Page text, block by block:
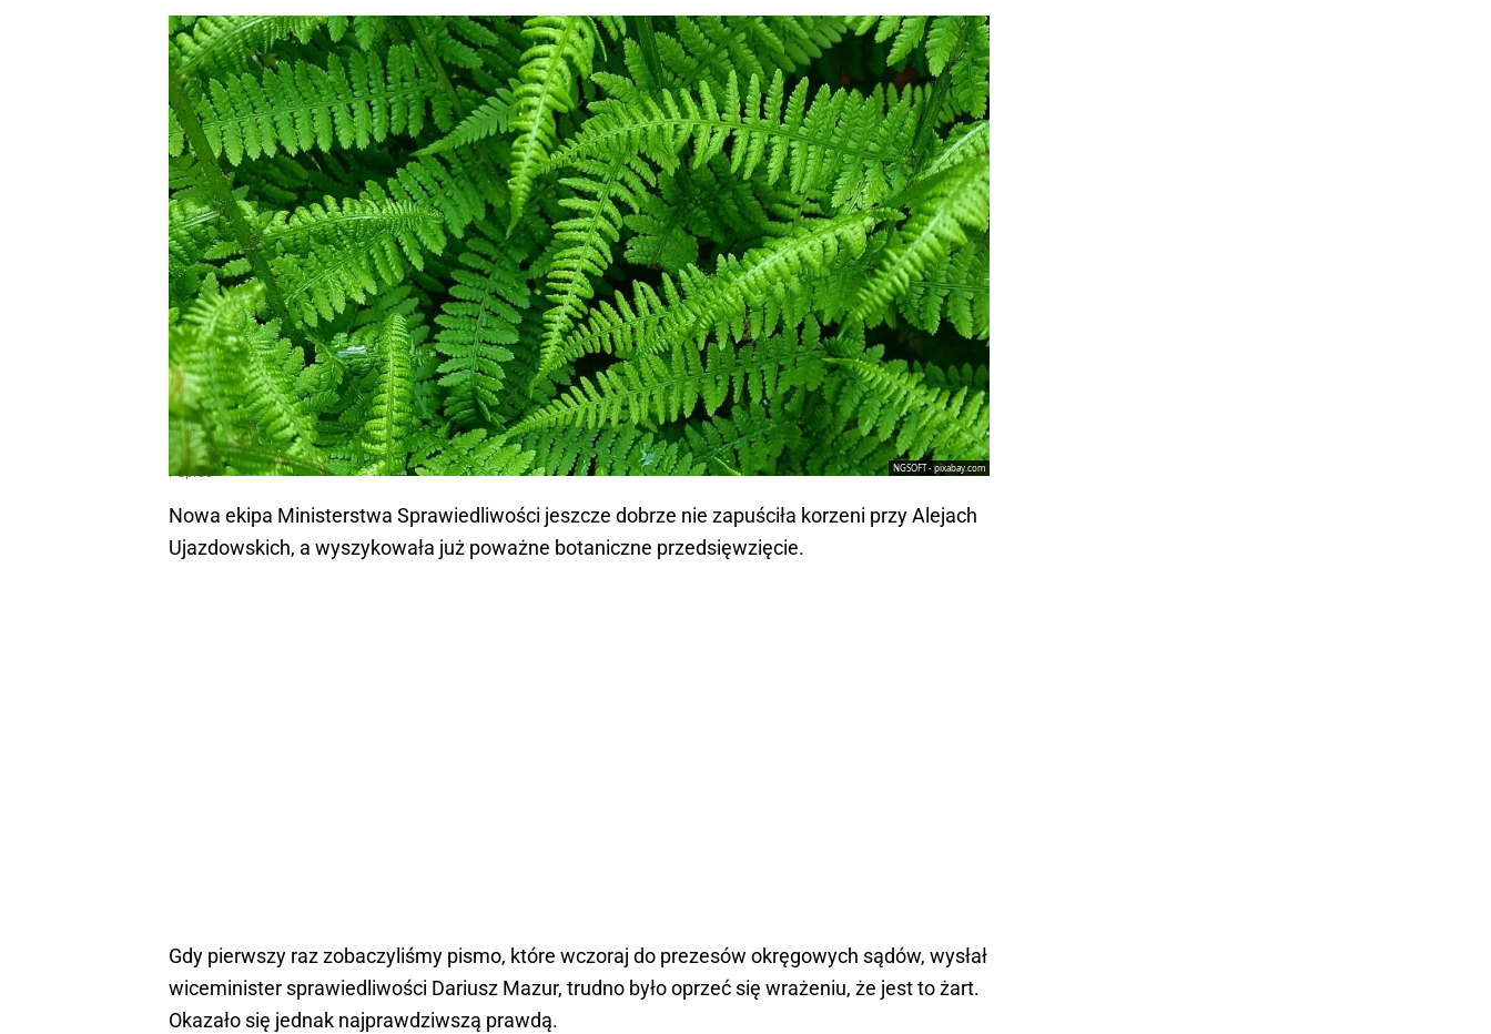
NGSOFT - pixabay.com
Paproć
Nowa ekipa Ministerstwa Sprawiedliwości jeszcze dobrze nie zapuściła korzeni przy Alejach
Ujazdowskich, a wyszykowała już poważne botaniczne przedsięwzięcie.
Gdy pierwszy raz zobaczyliśmy pismo, które wczoraj do prezesów okręgowych sądów, wysłał
wiceminister sprawiedliwości Dariusz Mazur, trudno było oprzeć się wrażeniu, że jest to żart.
Okazało się jednak najprawdziwszą prawdą.